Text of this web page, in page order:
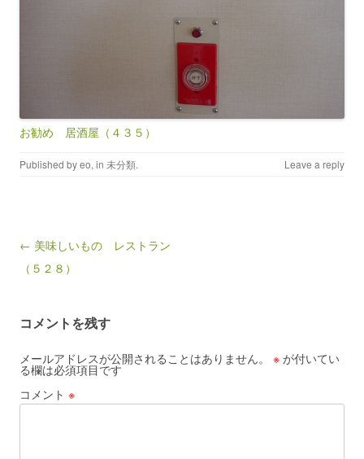
お勧め 居酒屋（４３５）
Published byeo, in 未分類. Leave a reply
Post navigation
← 美味しいもの レストラン
（５２８）
コメントを残す
メールアドレスが公開されることはありません。 ※ が付いてい
る欄は必須項目です
コメント ※